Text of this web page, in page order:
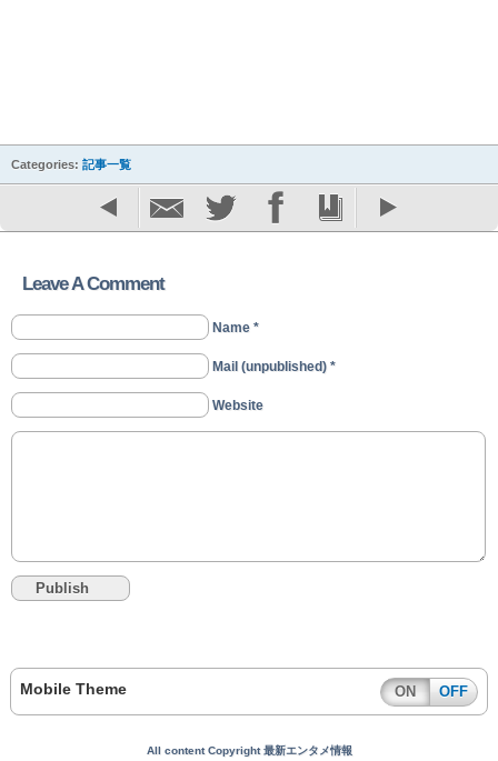
Categories: 記事一覧
Leave A Comment
Name *
Mail (unpublished) *
Website
Mobile Theme ON OFF
All content Copyright 最新エンタメ情報